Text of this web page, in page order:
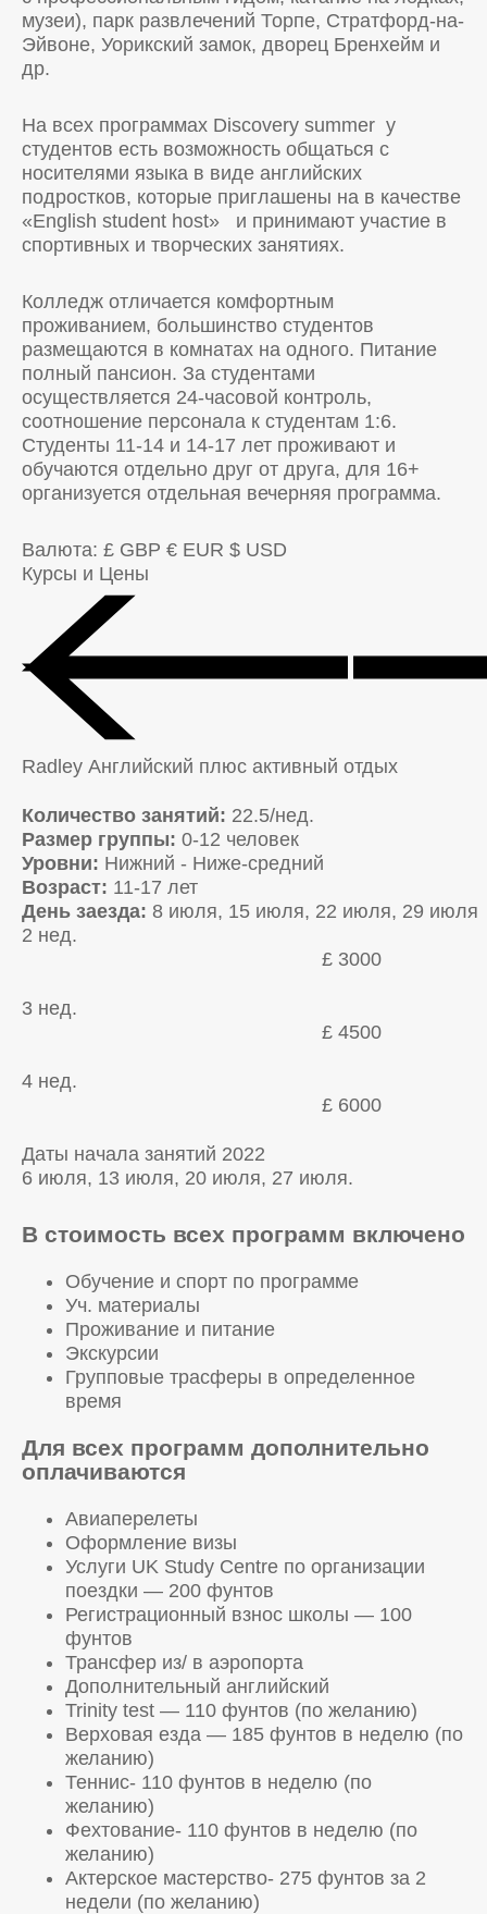
музеи), парк развлечений Торпе, Стратфорд-на-
Эйвоне, Уорикский замок, дворец Бренхейм и
др.
На всех программах Discovery summer у
студентов есть возможность общаться с
носителями языка в виде английских
подростков, которые приглашены на в качестве
«English student host» и принимают участие в
спортивных и творческих занятиях.
Колледж отличается комфортным
проживанием, большинство студентов
размещаются в комнатах на одного. Питание
полный пансион. За студентами
осуществляется 24-часовой контроль,
соотношение персонала к студентам 1:6.
Студенты 11-14 и 14-17 лет проживают и
обучаются отдельно друг от друга, для 16+
организуется отдельная вечерняя программа.
Валюта: £ GBP € EUR $ USD
Курсы и Цены
Radley Английский плюс активный отдых
Количество занятий: 22.5/нед.
Размер группы: 0-12 человек
Уровни: Нижний - Ниже-средний
Возраст: 11-17 лет
День заезда: 8 июля, 15 июля, 22 июля, 29 июля
2 нед.
£ 3000
3 нед.
£ 4500
4 нед.
£ 6000
Даты начала занятий 2022
6 июля, 13 июля, 20 июля, 27 июля.
В стоимость всех программ включено
Обучение и спорт по программе
Уч. материалы
Проживание и питание
Экскурсии
Групповые трасферы в определенное
время
Для всех программ дополнительно
оплачиваются
Авиаперелеты
Оформление визы
Услуги UK Study Centre по организации
поездки — 200 фунтов
Регистрационный взнос школы — 100
фунтов
Трансфер из/ в аэропорта
Дополнительный английский
Trinity test — 110 фунтов (по желанию)
Верховая езда — 185 фунтов в неделю (по
желанию)
Теннис- 110 фунтов в неделю (по
желанию)
Фехтование- 110 фунтов в неделю (по
желанию)
Актерское мастерство- 275 фунтов за 2
недели (по желанию)